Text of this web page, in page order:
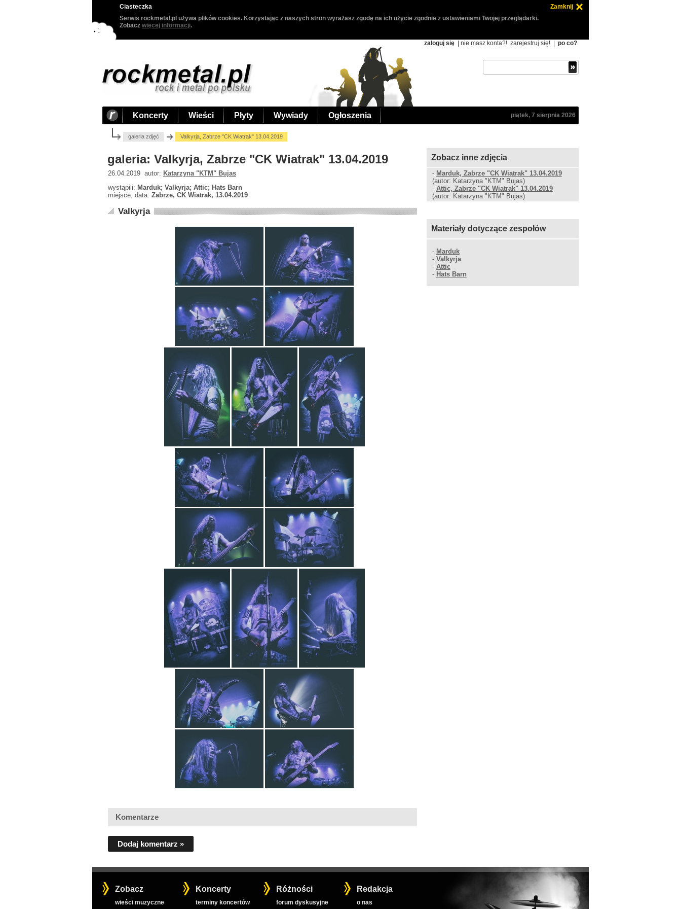
Ciasteczka
Zamknij
Serwis rockmetal.pl używa plików cookies. Korzystając z naszych stron wyrażasz zgodę na ich użycie zgodnie z ustawieniami Twojej przeglądarki.
Zobacz więcej informacji.
zaloguj się | nie masz konta?! zarejestruj się! po co?
Koncerty Wieści Płyty Wywiady Ogłoszenia piątek, 7 sierpnia 2026
galeria zdjęć Valkyrja, Zabrze "CK Wiatrak" 13.04.2019
galeria: Valkyrja, Zabrze "CK Wiatrak" 13.04.2019
26.04.2019 autor: Katarzyna "KTM" Bujas
wystąpili: Marduk; Valkyrja; Attic; Hats Barn
miejsce, data: Zabrze, CK Wiatrak, 13.04.2019
Valkyrja
Komentarze
Dodaj komentarz »
Zobacz inne zdjęcia
- Marduk, Zabrze "CK Wiatrak" 13.04.2019
(autor: Katarzyna "KTM" Bujas)
- Attic, Zabrze "CK Wiatrak" 13.04.2019
(autor: Katarzyna "KTM" Bujas)
Materiały dotyczące zespołów
- Marduk
- Valkyrja
- Attic
- Hats Barn
Zobacz
wieści muzyczne
Koncerty
terminy koncertów
Różności
forum dyskusyjne
Redakcja
o nas